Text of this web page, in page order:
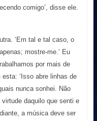
comigo’, disse ele.
‘Em tal e tal caso, o
mostre-me.’ Eu
por mais de
‘Isso abre linhas de
nunca sonhei. Não
daquilo que senti e
a música deve ser